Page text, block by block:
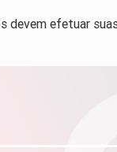
devem efetuar